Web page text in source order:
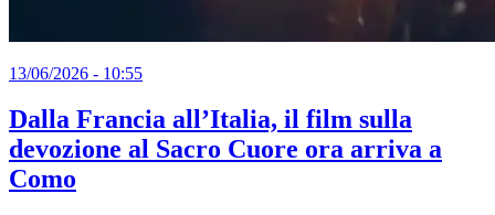
13/06/2026 - 10:55
Dalla Francia all’Italia, il film sulla
devozione al Sacro Cuore ora arriva a
Como